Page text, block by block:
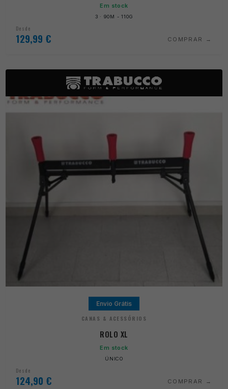
Em stock
3 · 90M - 110G
Desde
129,99 € COMPRAR
Envio Grátis
CANAS & ACESSÓRIOS
ROLO XL
Em stock
ÚNICO
Desde
124,90 € COMPRAR